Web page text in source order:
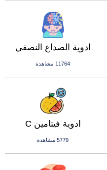
ادوية الصداع النصفي
11764 مشاهدة
ادوية فيتامين C
5779 مشاهدة